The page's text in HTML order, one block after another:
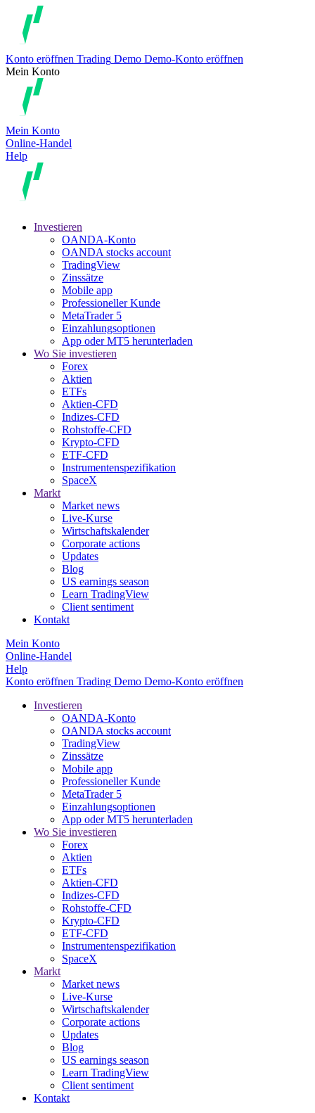
Konto eröffnen Trading Demo Demo-Konto eröffnen
Mein Konto
Mein Konto
Online-Handel
Help
Investieren
OANDA-Konto
OANDA stocks account
TradingView
Zinssätze
Mobile app
Professioneller Kunde
MetaTrader 5
Einzahlungsoptionen
App oder MT5 herunterladen
Wo Sie investieren
Forex
Aktien
ETFs
Aktien-CFD
Indizes-CFD
Rohstoffe-CFD
Krypto-CFD
ETF-CFD
Instrumentenspezifikation
SpaceX
Markt
Market news
Live-Kurse
Wirtschaftskalender
Corporate actions
Updates
Blog
US earnings season
Learn TradingView
Client sentiment
Kontakt
Mein Konto
Online-Handel
Help
Konto eröffnen Trading Demo Demo-Konto eröffnen
Investieren
OANDA-Konto
OANDA stocks account
TradingView
Zinssätze
Mobile app
Professioneller Kunde
MetaTrader 5
Einzahlungsoptionen
App oder MT5 herunterladen
Wo Sie investieren
Forex
Aktien
ETFs
Aktien-CFD
Indizes-CFD
Rohstoffe-CFD
Krypto-CFD
ETF-CFD
Instrumentenspezifikation
SpaceX
Markt
Market news
Live-Kurse
Wirtschaftskalender
Corporate actions
Updates
Blog
US earnings season
Learn TradingView
Client sentiment
Kontakt